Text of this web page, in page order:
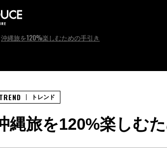
沖縄旅を120%楽しむための手引き
縄旅を120%楽しむ
TREND トレンド